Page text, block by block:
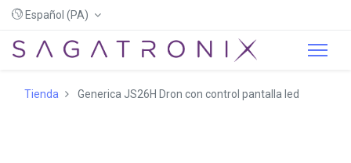
Español (PA)
Tienda Generica JS26H Dron con control pantalla led